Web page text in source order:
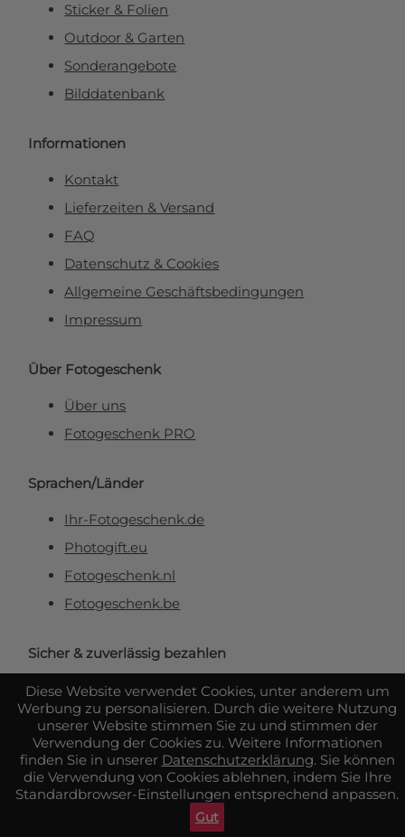
Diese Website verwendet Cookies, unter anderem um
Werbung zu personalisieren. Durch die weitere Nutzung
unserer Website stimmen Sie zu und stimmen der
Verwendung der Cookies zu. Weitere Informationen
finden Sie in unserer Datenschutzerklärung. Sie können
die Verwendung von Cookies ablehnen, indem Sie Ihre
Standardbrowser-Einstellungen entsprechend anpassen.
Gut
Sticker & Folien
Outdoor & Garten
Sonderangebote
Bilddatenbank
Informationen
Kontakt
Lieferzeiten & Versand
FAQ
Datenschutz & Cookies
Allgemeine Geschäftsbedingungen
Impressum
Über Fotogeschenk
Über uns
Fotogeschenk PRO
Sprachen/Länder
Ihr-Fotogeschenk.de
Photogift.eu
Fotogeschenk.nl
Fotogeschenk.be
Sicher & zuverlässig bezahlen